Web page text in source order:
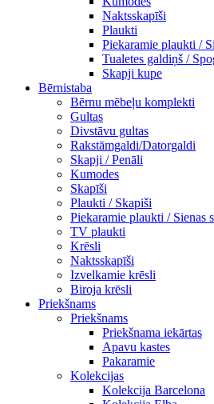
Naktsskapīši
Plaukti
Piekaramie plaukti /
Tualetes galdiņš /
Skapji kupe
Bērnistaba
Bērnu mēbeļu komplekti
Gultas
Divstāvu gultas
Rakstāmgaldi/Datorgaldi
Skapji / Penāli
Kumodes
Skapīši
Plaukti / Skapiši
Piekaramie plaukti / Sienas
TV plaukti
Krēsli
Naktsskapīši
Izvelkamie krēsli
Biroja krēsli
Priekšnams
Priekšnams
Priekšnama iekārtas
Apavu kastes
Pakaramie
Kolekcijas
Kolekcija Barcelona